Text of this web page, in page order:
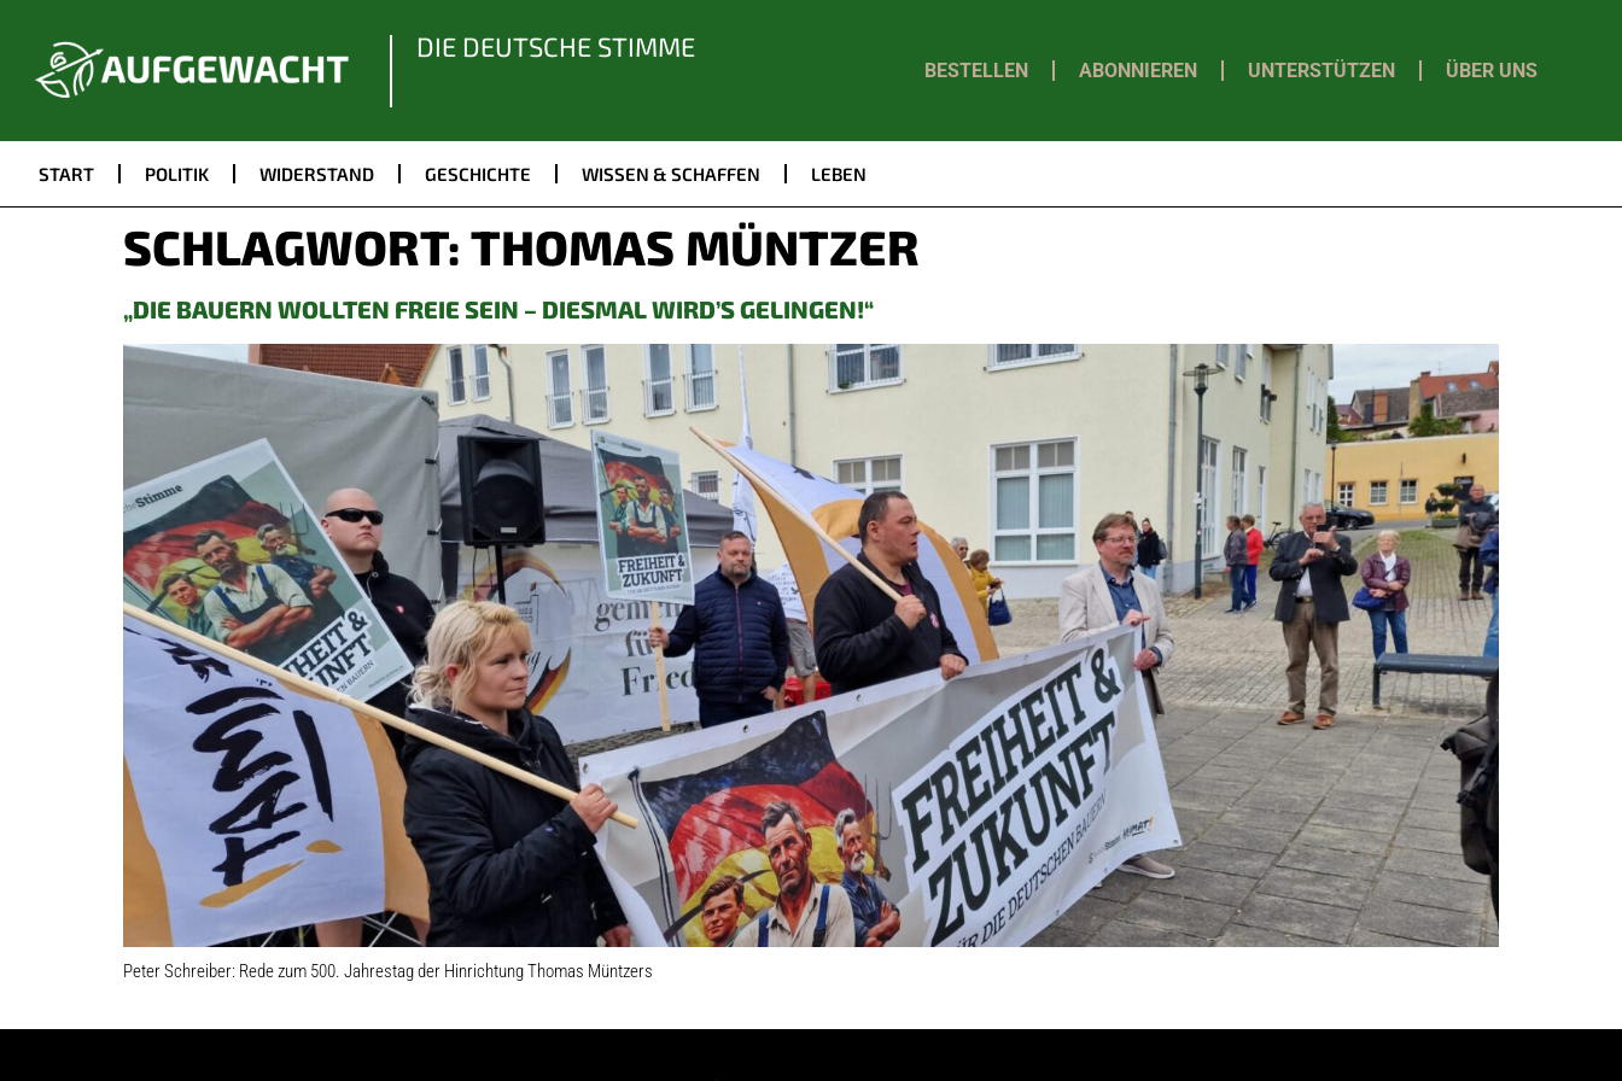
DIE DEUTSCHE STIMME
BESTELLEN ABONNIEREN UNTERSTÜTZEN ÜBER UNS
START POLITIK WIDERSTAND GESCHICHTE WISSEN & SCHAFFEN LEBEN
SCHLAGWORT: THOMAS MÜNTZER
„DIE BAUERN WOLLTEN FREIE SEIN – DIESMAL WIRD’S GELINGEN!“
Peter Schreiber: Rede zum 500. Jahrestag der Hinrichtung Thomas Müntzers